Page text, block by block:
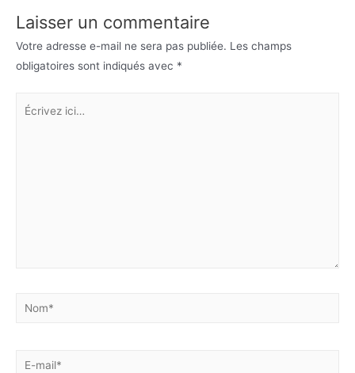
Laisser un commentaire
Votre adresse e-mail ne sera pas publiée. Les champs
obligatoires sont indiqués avec *